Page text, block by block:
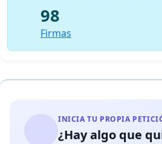
98
Firmas
INICIA TU PROPIA
¿Hay algo que